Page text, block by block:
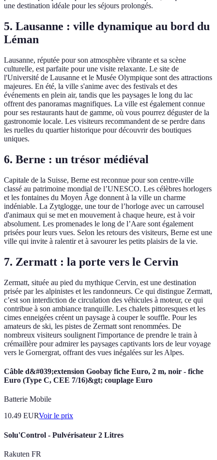
une destination idéale pour les séjours prolongés.
5. Lausanne : ville dynamique au bord du
Léman
Lausanne, réputée pour son atmosphère vibrante et sa scène
culturelle, est parfaite pour une visite relaxante. Le site de
l'Université de Lausanne et le Musée Olympique sont des attractions
majeures. En été, la ville s'anime avec des festivals et des
événements en plein air, tandis que les paysages le long du lac
offrent des panoramas magnifiques. La ville est également connue
pour ses restaurants haut de gamme, où vous pourrez déguster de la
gastronomie locale. Les visiteurs recommandent de se perdre dans
les ruelles du quartier historique pour découvrir des boutiques
uniques.
6. Berne : un trésor médiéval
Capitale de la Suisse, Berne est reconnue pour son centre-ville
classé au patrimoine mondial de l’UNESCO. Les célèbres horlogers
et les fontaines du Moyen Âge donnent à la ville un charme
indéniable. La Zytglogge, une tour de l’horloge avec un carrousel
d'animaux qui se met en mouvement à chaque heure, est à voir
absolument. Les promenades le long de l’Aare sont également
prisées pour leurs vues. Selon les retours des visiteurs, Berne est une
ville qui invite à ralentir et à savourer les petits plaisirs de la vie.
7. Zermatt : la porte vers le Cervin
Zermatt, située au pied du mythique Cervin, est une destination
prisée par les alpinistes et les randonneurs. Ce qui distingue Zermatt,
c’est son interdiction de circulation des véhicules à moteur, ce qui
contribue à son ambiance tranquille. Les chalets pittoresques et les
cimes enneigées créent un paysage à couper le souffle. Pour les
amateurs de ski, les pistes de Zermatt sont renommées. De
nombreux visiteurs soulignent l'importance de prendre le train à
crémaillère pour admirer les paysages captivants lors de leur voyage
vers le Gornergrat, offrant des vues inégalées sur les Alpes.
Câble d&#039;extension Goobay fiche Euro, 2 m, noir - fiche
Euro (Type C, CEE 7/16)&gt; couplage Euro
Batterie Mobile
10.49 EURVoir le prix
Solu'Control - Pulvérisateur 2 Litres
Rakuten FR